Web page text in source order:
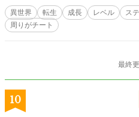
異世界 転生 成長 レベル ス
周りがチート
最終
10